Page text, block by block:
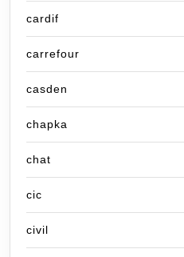
cardif
carrefour
casden
chapka
chat
cic
civil